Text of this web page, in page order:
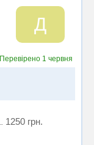
Д
Перевірено 1 червня
1250 грн.